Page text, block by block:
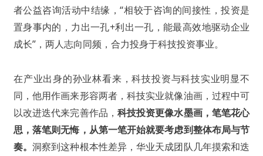
者公益咨询活动中结缘，“相较于咨询的间接性，投资是
置身事内的，力出一孔+利出一孔，能最高效地驱动企业
成长”，两人志向同频，合力投身于科技投资事业。
在产业出身的孙业林看来，科技投资与科技实业明显不
同，他用作画来形容两者，科技实业就像油画，过程中可
以改进迭代来完善作品， 科技投资更像水墨画，笔笔花心
思，落笔则无悔，从第一笔开始就要考虑到整体布局与节
奏。洞察到这种根本性差异，华业天成团队几年摸索和迭